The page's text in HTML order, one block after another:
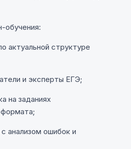
обучения:
актуальной структуре
и эксперты ЕГЭ;
на заданиях
формата;
анализом ошибок и